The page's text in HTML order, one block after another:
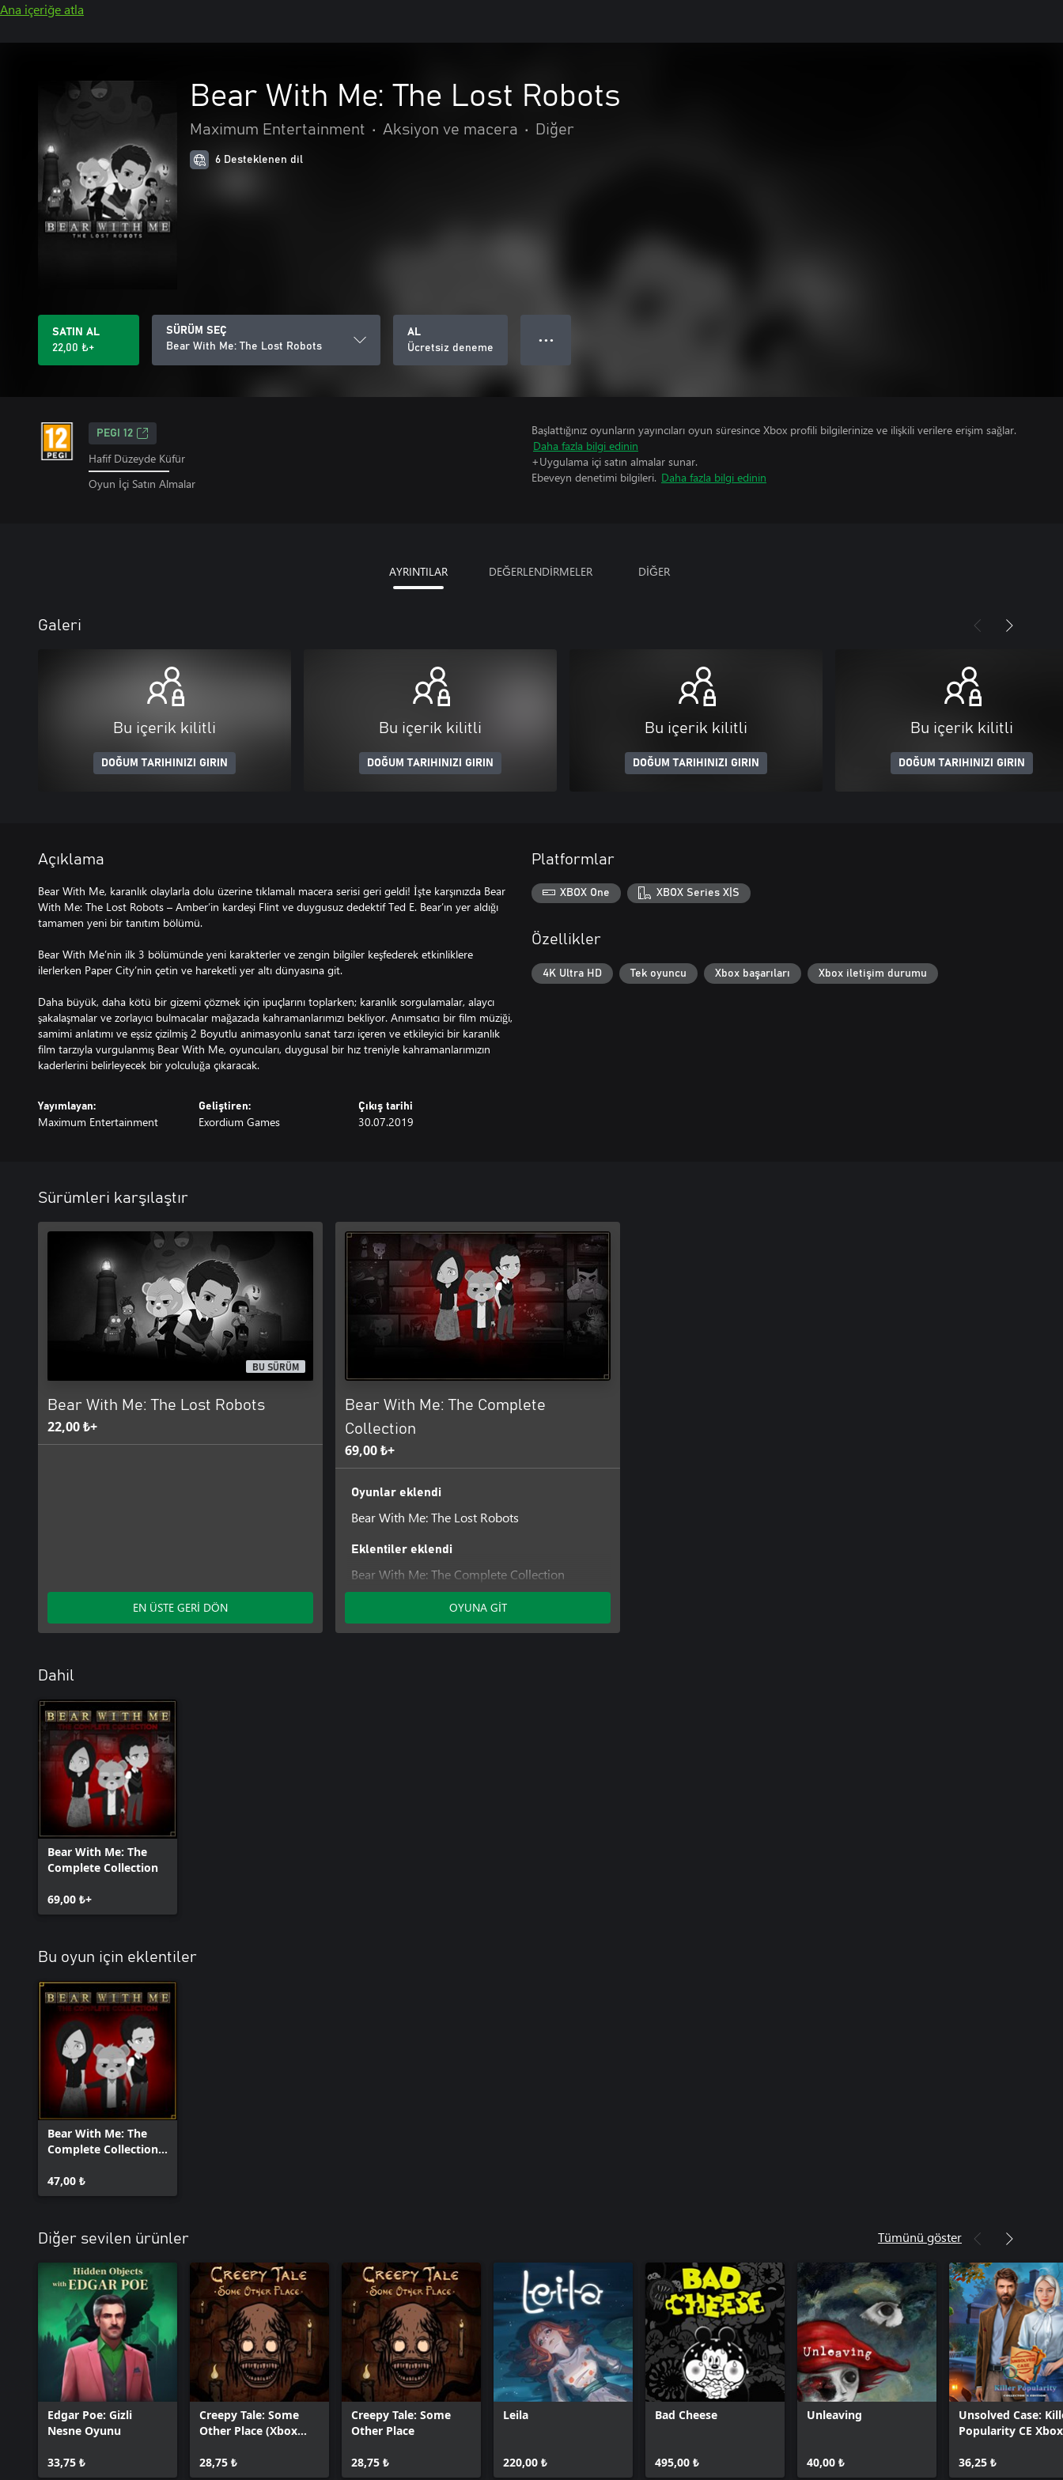
Ana içeriğe atla
Bear With Me: The Lost Robots
Maximum Entertainment • Aksiyon ve macera • Diğer
6 Desteklenen dil
SATIN AL
22,00 ₺+
SÜRÜM SEÇ
Bear With Me: The Lost Robots
AL
Ücretsiz deneme
● ● ●
PEGI 12
Hafif Düzeyde Küfür
Oyun İçi Satın Almalar
Başlattığınız oyunların yayıncıları oyun süresince Xbox profili bilgilerinize ve ilişkili verilere erişim sağlar.
Daha fazla bilgi edinin
+Uygulama içi satın almalar sunar.
Ebeveyn denetimi bilgileri. Daha fazla bilgi edinin
AYRINTILAR DEĞERLENDİRMELER DİĞER
Galeri
Bu içerik kilitli
DOĞUM TARIHINIZI GIRIN
Bu içerik kilitli
DOĞUM TARIHINIZI GIRIN
Bu içerik kilitli
DOĞUM TARIHINIZI GIRIN
Bu içerik kilitli
DOĞUM TARIHINIZI GIRIN
Açıklama
Bear With Me, karanlık olaylarla dolu üzerine tıklamalı macera serisi geri geldi! İşte karşınızda Bear
With Me: The Lost Robots – Amber’in kardeşi Flint ve duygusuz dedektif Ted E. Bear’ın yer aldığı
tamamen yeni bir tanıtım bölümü.
Bear With Me’nin ilk 3 bölümünde yeni karakterler ve zengin bilgiler keşfederek etkinliklere
ilerlerken Paper City’nin çetin ve hareketli yer altı dünyasına git.
Daha büyük, daha kötü bir gizemi çözmek için ipuçlarını toplarken; karanlık sorgulamalar, alaycı
şakalaşmalar ve zorlayıcı bulmacalar mağazada kahramanlarımızı bekliyor. Anımsatıcı bir film müziği,
samimi anlatımı ve eşsiz çizilmiş 2 Boyutlu animasyonlu sanat tarzı içeren ve etkileyici bir karanlık
film tarzıyla vurgulanmış Bear With Me, oyuncuları, duygusal bir hız treniyle kahramanlarımızın
kaderlerini belirleyecek bir yolculuğa çıkaracak.
Yayımlayan:
Maximum Entertainment
Geliştiren:
Exordium Games
Çıkış tarihi
30.07.2019
Platformlar
XBOX One XBOX Series X|S
Özellikler
4K Ultra HD Tek oyuncu Xbox başarıları Xbox iletişim durumu
Sürümleri karşılaştır
BU SÜRÜM
Bear With Me: The Lost Robots
22,00 ₺+
EN ÜSTE GERİ DÖN
Bear With Me: The Complete
Collection
69,00 ₺+
Oyunlar eklendi
Bear With Me: The Lost Robots
Eklentiler eklendi
Bear With Me: The Complete Collection
Unlock
OYUNA GİT
Dahil
Bear With Me: The
Complete Collection
69,00 ₺+
Bu oyun için eklentiler
Bear With Me: The
Complete Collection
47,00 ₺
Diğer sevilen ürünler Tümünü göster
Edgar Poe: Gizli
Nesne Oyunu
33,75 ₺
Creepy Tale: Some
Other Place (Xbox
28,75 ₺
Creepy Tale: Some
Other Place
28,75 ₺
Leila
220,00 ₺
Bad Cheese
495,00 ₺
Unleaving
40,00 ₺
Unsolved Case:
Popularity CE Xbox
36,25 ₺